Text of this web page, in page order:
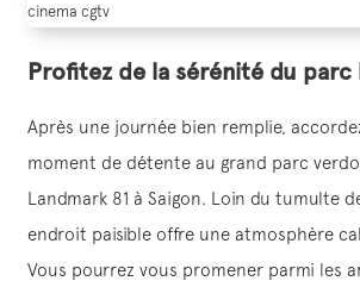
cinema cgtv
Profitez de la sérénité du
Après une journée bien remplie,
moment de détente au grand parc
Landmark 81 à Saigon. Loin du tumulte
endroit paisible offre une atmosphère
Vous pourrez vous promener parmi les